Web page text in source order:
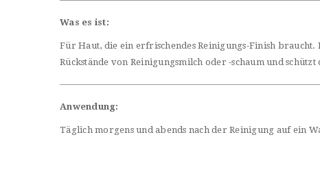
Was es ist:
Für Haut, die ein erfrischendes Reinigungs-Finish
Rückstände von Reinigungsmilch oder -schaum und
Anwendung:
Täglich morgens und abends nach der Reinigung auf ein